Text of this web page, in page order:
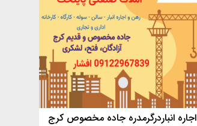
اجاره انباردرگرمدره جاده مخصوص كرج